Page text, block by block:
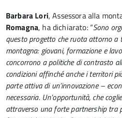
Barbara Lori, Assessora alla
Romagna, ha dichiarato: “Sono
questo progetto che ruota attorno a
montagna: giovani, formazione e
concorrono a politiche di contrasto
condizioni affinché anche i territori
parte attiva di un’innovazione –
necessaria. Un’opportunità, che
attraverso una forte partnership tra